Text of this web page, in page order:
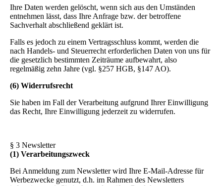
Ihre Daten werden gelöscht, wenn sich aus den Umständen
entnehmen lässt, dass Ihre Anfrage bzw. der betroffene
Sachverhalt abschließend geklärt ist.
Falls es jedoch zu einem Vertragsschluss kommt, werden die
nach Handels- und Steuerrecht erforderlichen Daten von uns für
die gesetzlich bestimmten Zeiträume aufbewahrt, also
regelmäßig zehn Jahre (vgl. §257 HGB, §147 AO).
(6) Widerrufsrecht
Sie haben im Fall der Verarbeitung aufgrund Ihrer Einwilligung
das Recht, Ihre Einwilligung jederzeit zu widerrufen.
§ 3 Newsletter
(1) Verarbeitungszweck
Bei Anmeldung zum Newsletter wird Ihre E-Mail-Adresse für
Werbezwecke genutzt, d.h. im Rahmen des Newsletters